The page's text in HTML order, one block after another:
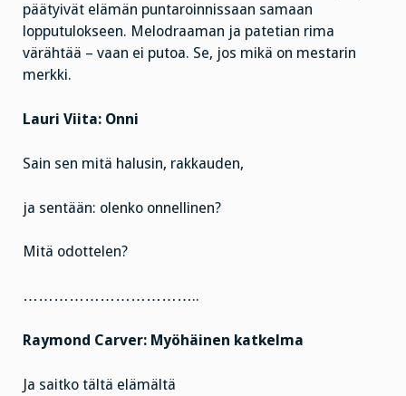
päätyivät elämän puntaroinnissaan samaan
lopputulokseen. Melodraaman ja patetian rima
värähtää – vaan ei putoa. Se, jos mikä on mestarin
merkki.
Lauri Viita: Onni
Sain sen mitä halusin, rakkauden,
ja sentään: olenko onnellinen?
Mitä odottelen?
……………………………..
Raymond Carver: Myöhäinen katkelma
Ja saitko tältä elämältä